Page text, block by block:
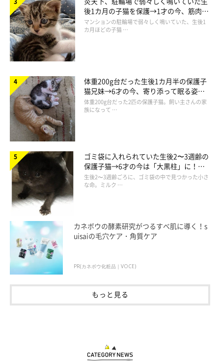
後1カ月の子猫を保護→1才の今、筋肉質
でツンデレなコに成長
マンションの駐輪場で弱々しく鳴いていた、生後1
カ月ほどの子猫 …
体重200g台だった生後1カ月半の保護子
猫兄妹→6才の今、寄り添って眠る姿に
ほっこり！
体重200g台だった2匹の保護子猫。飼い主さんの家
族になって …
ゴミ袋に入れられていた生後2〜3週齢の
保護子猫→6才の今は「大黒柱」に！
美しい黒猫に成長した姿にグッとくる
生後2〜3週齢ごろに、ゴミ袋の中で見つかった小さ
な命。ミルク …
カネボウの酵素研究がつるすべ肌に導く！s
uisaiの毛穴ケア・角質ケア
PR(カネボウ化粧品｜VOCE)
もっと見る